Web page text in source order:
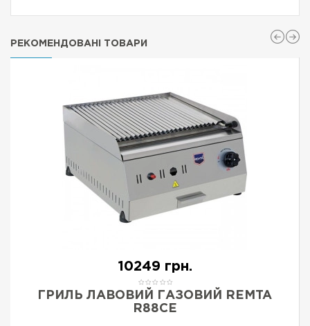
РЕКОМЕНДОВАНІ ТОВАРИ
10249 грн.
ГРИЛЬ ЛАВОВИЙ ГАЗОВИЙ REMTA
R88CE